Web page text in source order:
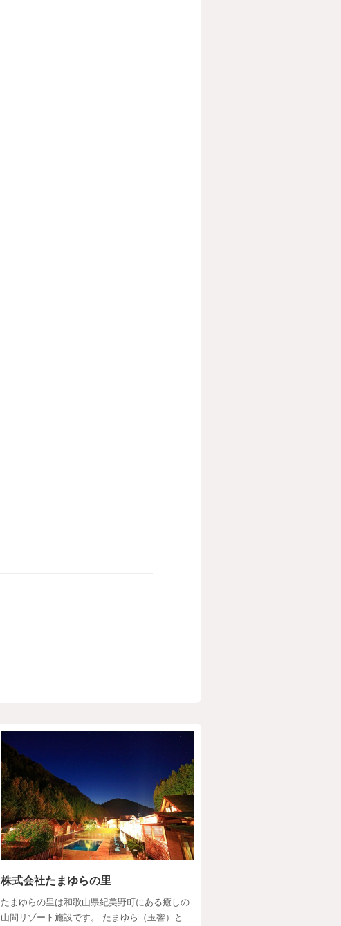
株式会社たまゆらの里
たまゆらの里は和歌山県紀美野町にある癒しの
山間リゾート施設です。 たまゆら（玉響）と